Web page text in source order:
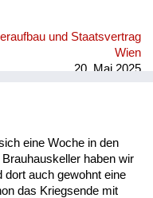
und Staatsvertrag
Wien
20. Mai 2025
eine Woche in den
haben wir
dort auch gewohnt eine
das Kriegsende mit